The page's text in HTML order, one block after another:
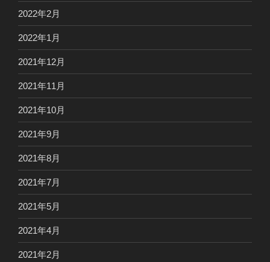
2022年2月
2022年1月
2021年12月
2021年11月
2021年10月
2021年9月
2021年8月
2021年7月
2021年5月
2021年4月
2021年2月